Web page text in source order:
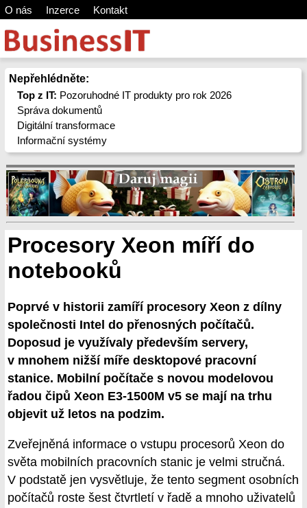
O nás Inzerce Kontakt
Nepřehlédněte:
Top z IT: Pozoruhodné IT produkty pro rok 2026
Správa dokumentů
Digitální transformace
Informační systémy
Procesory Xeon míří do
notebooků
Poprvé v historii zamíří procesory Xeon z dílny
společnosti Intel do přenosných počítačů.
Doposud je využívaly především servery,
v mnohem nižší míře desktopové pracovní
stanice. Mobilní počítače s novou modelovou
řadou čipů Xeon E3-1500M v5 se mají na trhu
objevit už letos na podzim.
Zveřejněná informace o vstupu procesorů Xeon do
světa mobilních pracovních stanic je velmi stručná.
V podstatě jen vysvětluje, že tento segment osobních
počítačů roste šest čtvrtletí v řadě a mnoho uživatelů